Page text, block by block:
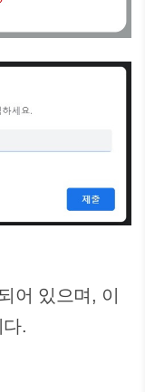
어 있으며, 이
.